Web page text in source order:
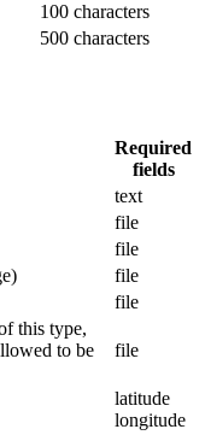
100 characters
500 characters
Required
fields
text
file
file
file
file
this type,
to be
file
latitude
longitude